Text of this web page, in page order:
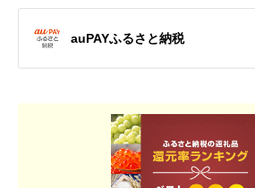
auPAYふるさと納税